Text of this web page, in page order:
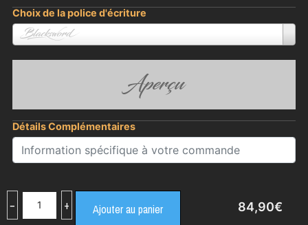
Choix de la police d'écriture
Blacksword
Aperçu
Détails Complémentaires
84,90€
− + Ajouter au panier